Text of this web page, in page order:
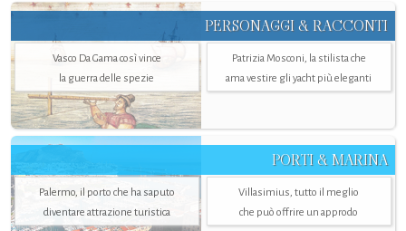
PERSONAGGI & RACCONTI
Vasco Da Gama così vince
la guerra delle spezie
Patrizia Mosconi, la stilista che
ama vestire gli yacht più eleganti
PORTI & MARINA
Palermo, il porto che ha saputo
diventare attrazione turistica
Villasimius, tutto il meglio
che può offrire un approdo